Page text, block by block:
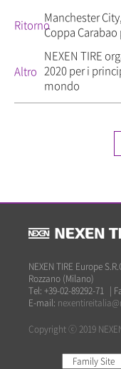
RitornoManchester
Coppa
Altro
NEXEN TIRE
2020 per i
mondo
NEXEN TIRE Europe
Rozzano (Milano)
Tel: +39-02-89292-71
E-mail:
Copyright ⓒ 2019